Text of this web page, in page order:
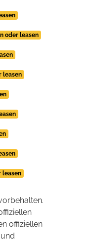
oder leasen
leasen
leasen
offiziellen